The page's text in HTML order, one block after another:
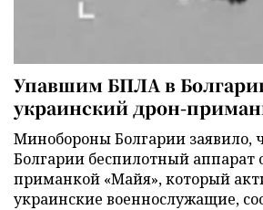
Упавшим БПЛА в
украинский дрон-
Минобороны Болгарии заявило,
Болгарии беспилотный аппарат
приманкой «Майя», который
украинские военнослужащие,